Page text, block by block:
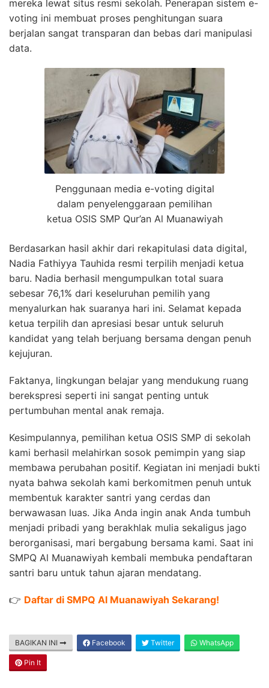
mereka lewat situs resmi sekolah. Penerapan sistem e-
voting ini membuat proses penghitungan suara
berjalan sangat transparan dan bebas dari manipulasi
data.
Penggunaan media e-voting digital
dalam penyelenggaraan pemilihan
ketua OSIS SMP Qur’an Al Muanawiyah
Berdasarkan hasil akhir dari rekapitulasi data digital,
Nadia Fathiyya Tauhida resmi terpilih menjadi ketua
baru. Nadia berhasil mengumpulkan total suara
sebesar 76,1% dari keseluruhan pemilih yang
menyalurkan hak suaranya hari ini. Selamat kepada
ketua terpilih dan apresiasi besar untuk seluruh
kandidat yang telah berjuang bersama dengan penuh
kejujuran.
Faktanya, lingkungan belajar yang mendukung ruang
berekspresi seperti ini sangat penting untuk
pertumbuhan mental anak remaja.
Kesimpulannya, pemilihan ketua OSIS SMP di sekolah
kami berhasil melahirkan sosok pemimpin yang siap
membawa perubahan positif. Kegiatan ini menjadi bukti
nyata bahwa sekolah kami berkomitmen penuh untuk
membentuk karakter santri yang cerdas dan
berwawasan luas. Jika Anda ingin anak Anda tumbuh
menjadi pribadi yang berakhlak mulia sekaligus jago
berorganisasi, mari bergabung bersama kami. Saat ini
SMPQ Al Muanawiyah kembali membuka pendaftaran
santri baru untuk tahun ajaran mendatang.
👉 Daftar di SMPQ Al Muanawiyah Sekarang!
BAGIKAN INI Facebook Twitter WhatsApp
Pin It